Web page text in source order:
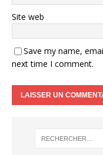
Site web
Save my name,
next time I comment.